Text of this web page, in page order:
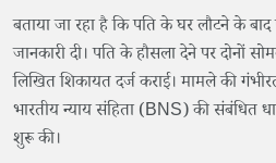
बताया जा रहा है कि पति के घर लौटने के बाद
जानकारी दी। पति के हौसला देने पर दोनों
लिखित शिकायत दर्ज कराई। मामले की
भारतीय न्याय संहिता (BNS) की संबंधित
शुरू की।